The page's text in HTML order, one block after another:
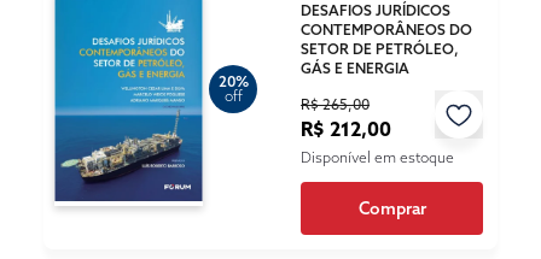
20%
off
DESAFIOS JURÍDICOS
CONTEMPORÂNEOS DO
SETOR DE PETRÓLEO,
GÁS E ENERGIA
R$ 265,00
R$ 212,00
Disponível em estoque
Comprar